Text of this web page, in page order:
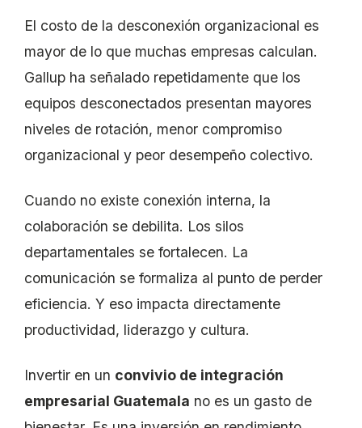
El costo de la desconexión organizacional es
mayor de lo que muchas empresas calculan.
Gallup ha señalado repetidamente que los
equipos desconectados presentan mayores
niveles de rotación, menor compromiso
organizacional y peor desempeño colectivo.
Cuando no existe conexión interna, la
colaboración se debilita. Los silos
departamentales se fortalecen. La
comunicación se formaliza al punto de perder
eficiencia. Y eso impacta directamente
productividad, liderazgo y cultura.
Invertir en un convivio de integración
empresarial Guatemala no es un gasto de